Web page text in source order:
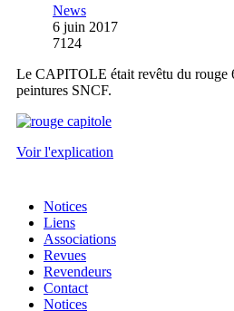
News
6 juin 2017
7124
Le CAPITOLE était revêtu du rouge
peintures SNCF.
Voir l'explication
Notices
Liens
Associations
Revues
Revendeurs
Contact
Notices